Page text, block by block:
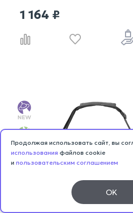
1 164 ₽
Продолжая использовать сайт, вы
использования файлов cookie
и пользовательским соглашением
OK